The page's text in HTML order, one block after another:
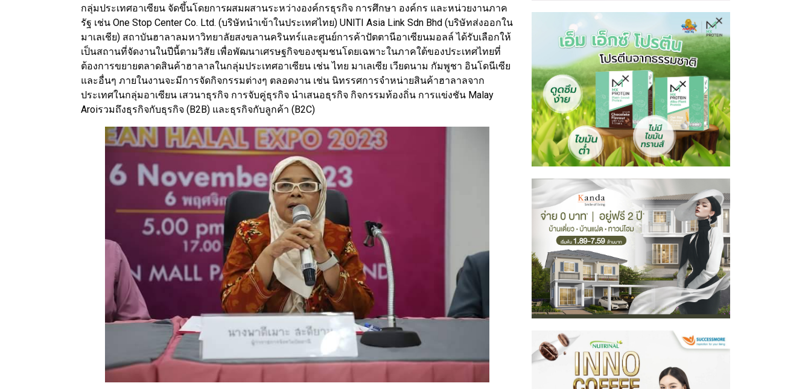
กลุ่มประเทศอาเซียน จัดขึ้นโดยการผสมผสานระหว่างองค์กรธุรกิจ การศึกษา องค์กร และหน่วยงานภาค
รัฐ เช่น One Stop Center Co. Ltd. (บริษัทนำเข้าในประเทศไทย) UNITI Asia Link Sdn Bhd (บริษัทส่งออกใน
มาเลเชีย) สถาบันฮาลาลมหาวิทยาลัยสงขลานครินทร์และศูนย์การค้าปัตตานีอาเซียนมอลล์ ได้รับเลือกให้
เป็นสถานที่จัดงานในปีนี้ตามวิสัย เพื่อพัฒนาเศรษฐกิจของชุมชนโดยเฉพาะในภาคใต้ของประเทศไทยที่
ต้องการขยายตลาดสินค้าฮาลาลในกลุ่มประเทศอาเซียน เช่น ไทย มาเลเซีย เวียดนาม กัมพูชา อินโดนีเซีย
และอื่นๆ ภายในงานจะมีการจัดกิจกรรมต่างๆ ตลอดงาน เช่น นิทรรศการจำหน่ายสินค้าฮาลาลจาก
ประเทศในกลุ่มอาเซียน เสวนาธุรกิจ การจับคู่ธุรกิจ นำเสนอธุรกิจ กิจกรรมท้องถิ่น การแข่งชัน Malay
Aroiรวมถึงธุรกิจกับธุรกิจ (B2B) และธุรกิจกับลูกค้า (B2C)